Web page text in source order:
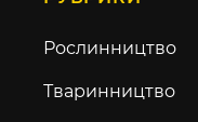
Рослинництво
Тваринництво